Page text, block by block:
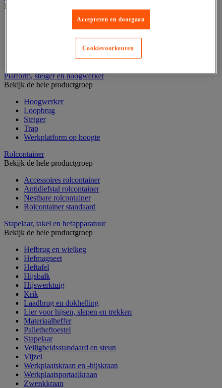
Bekijk de hele productgroep
Elektrische pallettruck
Handpallettruck
Hoogheffende pallettruck
Pallettruck met weegsysteem
Platform, steiger en hoogwerker
Bekijk de hele productgroep
Hoogwerker
Loopbrug
Steiger
Trap
Werkplatform op hoogte
Rolcontainer
Bekijk de hele productgroep
Accessoires rolcontainer
Antidiefstal rolcontainer
Nestbare rolcontainer
Rolcontainer standaard
Stapelaar, takel en hefapparatuur
Bekijk de hele productgroep
Hefbrug en wielkeg
Hefmagneet
Heftafel
Hijsbalk
Hijswerktuig
Krik
Laadbrug en dokhelling
Lier voor hijsen, slepen en trekken
Materiaalheffer
Palletheftoestel
Stapelaar
Veiligheidsstandaard en steun
Vijzel
Werkplaatskraan en -hijskraan
Werkplaatsportaalkraan
Zwenkkraan
Accepteren en doorgaan
Cookievoorkeuren